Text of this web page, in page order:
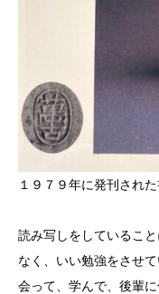
１９７９年に発刊された
読み写しをしているこ
なく、いい勉強をさせ
会って、学んで、後輩